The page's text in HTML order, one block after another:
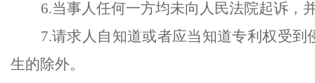
6.当事人任何一方均未向人民法院起诉，
7.请求人自知道或者应当知道专利权受
生的除外。